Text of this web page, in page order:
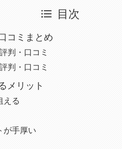
目次
コミまとめ
判・口コミ
判・口コミ
メリット
える
が手厚い